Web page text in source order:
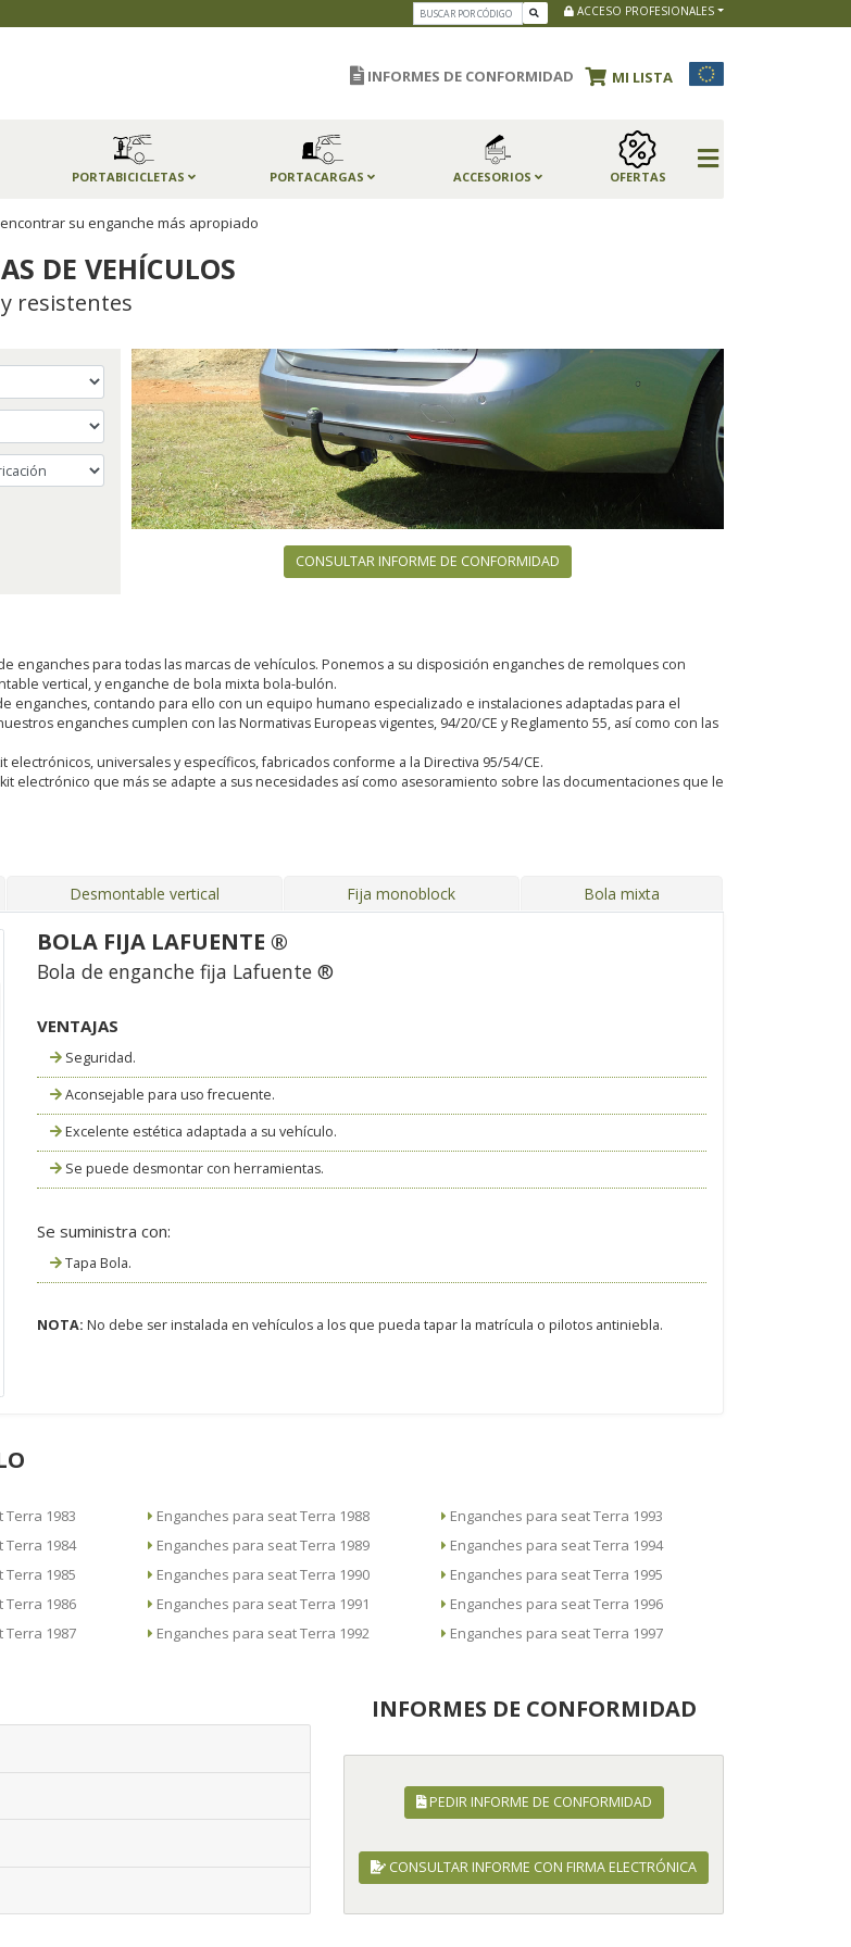
ACCESO PROFESIONALES
INFORMES DE CONFORMIDAD MI LISTA
PORTABICICLETAS PORTACARGAS ACCESORIOS OFERTAS
su enganche más apropiado
DE VEHÍCULOS
resistentes
CONSULTAR INFORME DE CONFORMIDAD
para todas las marcas de vehículos. Ponemos a su disposición enganches de remolques con
vertical, y enganche de bola mixta bola-bulón.
enganches, contando para ello con un equipo humano especializado e instalaciones adaptadas para el
enganches cumplen con las Normativas Europeas vigentes, 94/20/CE y Reglamento 55, así como con las
universales y específicos, fabricados conforme a la Directiva 95/54/CE.
electrónico que más se adapte a sus necesidades así como asesoramiento sobre las documentaciones que le
Desmontable vertical Fija monoblock Bola mixta
BOLA FIJA LAFUENTE ®
Bola de enganche fija Lafuente ®
VENTAJAS
Seguridad.
Aconsejable para uso frecuente.
Excelente estética adaptada a su vehículo.
Se puede desmontar con herramientas.
Se suministra con:
Tapa Bola.
NOTA: No debe ser instalada en vehículos a los que pueda tapar la matrícula o pilotos antiniebla.
para seat Terra 1983
para seat Terra 1984
para seat Terra 1985
para seat Terra 1986
para seat Terra 1987
Enganches para seat Terra 1988
Enganches para seat Terra 1989
Enganches para seat Terra 1990
Enganches para seat Terra 1991
Enganches para seat Terra 1992
Enganches para seat Terra 1993
Enganches para seat Terra 1994
Enganches para seat Terra 1995
Enganches para seat Terra 1996
Enganches para seat Terra 1997
INFORMES DE CONFORMIDAD
PEDIR INFORME DE CONFORMIDAD
CONSULTAR INFORME CON FIRMA ELECTRÓNICA